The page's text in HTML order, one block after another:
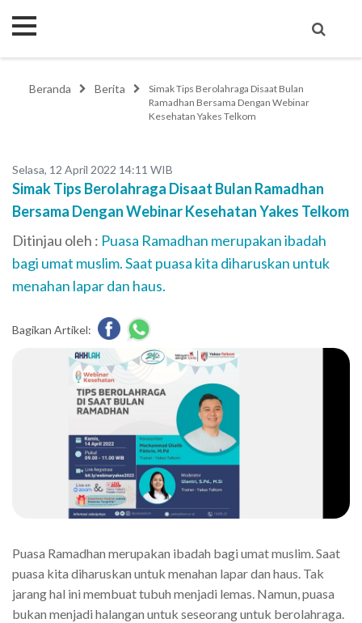
Beranda Berita
Simak Tips Berolahraga Disaat Bulan
Ramadhan Bersama Dengan Webinar
Kesehatan Yakes Telkom
Selasa, 12 April 2022 14:11 WIB
Simak Tips Berolahraga Disaat Bulan Ramadhan
Bersama Dengan Webinar Kesehatan Yakes Telkom
Ditinjau oleh : Puasa Ramadhan merupakan ibadah
bagi umat muslim. Saat puasa kita diharuskan untuk
menahan lapar dan haus.
Bagikan Artikel:
Puasa Ramadhan merupakan ibadah bagi umat muslim. Saat
puasa kita diharuskan untuk menahan lapar dan haus. Tak
jarang hal ini membuat tubuh menjadi lemas. Namun, puasa
bukan menjadi halangan untuk seseorang untuk berolahraga.